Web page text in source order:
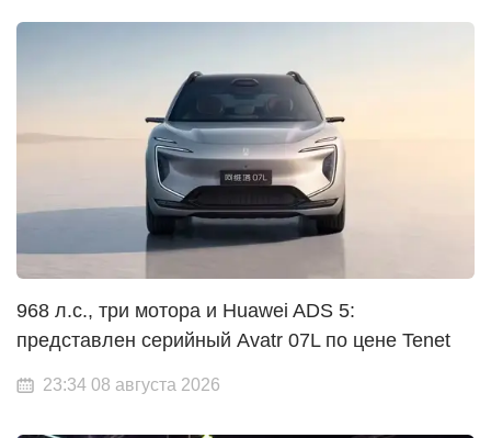
968 л.с., три мотора и Huawei ADS 5:
представлен серийный Avatr 07L по цене Tenet
23:34 08 августа 2026